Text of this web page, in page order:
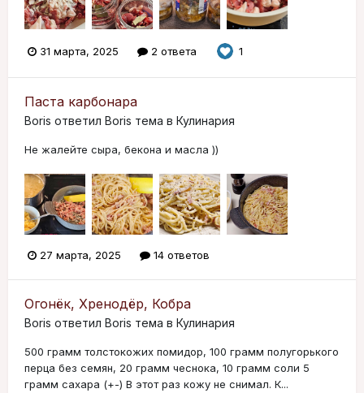
31 марта, 2025 2 ответа 1
Паста карбонара
Boris ответил Boris тема в Кулинария
Не жалейте сыра, бекона и масла ))
27 марта, 2025 14 ответов
Огонёк, Хренодёр, Кобра
Boris ответил Boris тема в Кулинария
500 грамм толстокожих помидор, 100 грамм полугорького
перца без семян, 20 грамм чеснока, 10 грамм соли 5
грамм сахара (+-) В этот раз кожу не снимал. К...